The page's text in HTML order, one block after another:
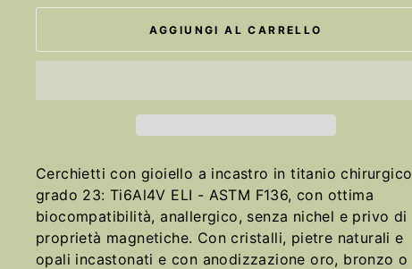
AGGIUNGI AL CARRELLO
Cerchietti con gioiello a incastro in titanio chirurgico
grado 23: Ti6Al4V ELI - ASTM F136, con ottima
biocompatibilità, anallergico, senza nichel e privo di
proprietà magnetiche. Con cristalli, pietre naturali e
opali incastonati e con anodizzazione oro, bronzo o